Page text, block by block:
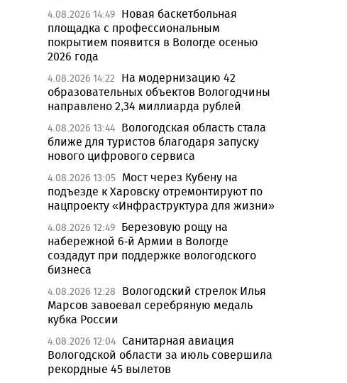
4.08.2026 14:49 Новая баскетбольная
площадка с профессиональным
покрытием появится в Вологде осенью
2026 года
4.08.2026 14:22
На модернизацию 42
образовательных объектов Вологодчины
направлено 2,34 миллиарда рублей
4.08.2026 13:44 Вологодская область стала
ближе для туристов благодаря запуску
нового цифрового сервиса
4.08.2026 13:05 Мост через Кубену на
подъезде к Харовску отремонтируют по
нацпроекту «Инфраструктура для жизни»
4.08.2026 12:49 Березовую рощу на
набережной 6-й Армии в Вологде
создадут при поддержке вологодского
бизнеса
4.08.2026 12:28
Вологодский стрелок Илья
Марсов завоевал серебряную медаль
кубка России
4.08.2026 12:04 Санитарная авиация
Вологодской области за июль совершила
рекордные 45 вылетов